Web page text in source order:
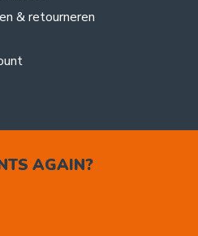
& retourneren
AGAIN?